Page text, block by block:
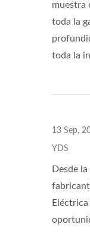
muestra
toda la
toda la
13 Sep,
YDS
Desde